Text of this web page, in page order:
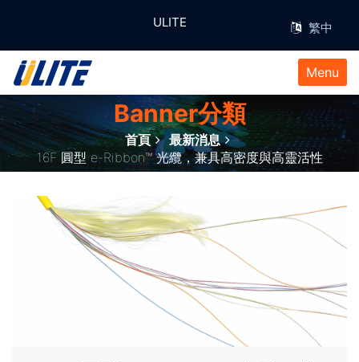
ULITE 您值得信賴且具有實績的 e-
Menu
Banner分類
首頁
最新消息
16F 圓型 e-Ribbon™ 光纜，兼具高密度與高靈活性